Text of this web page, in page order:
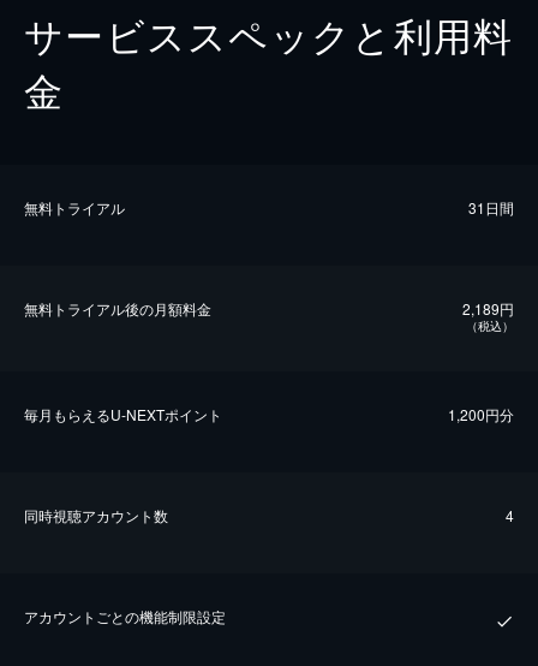
サービススペックと利用料
金
無料トライアル 31日間
無料トライアル後の⽉額料金 2,189円
（税込）
毎⽉もらえるU-NEXTポイント 1,200円分
同時視聴アカウント数 4
アカウントごとの機能制限設定